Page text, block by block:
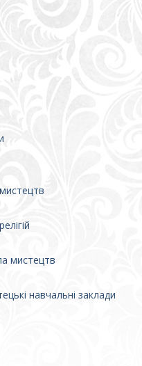
мистецтв
навчальні заклади